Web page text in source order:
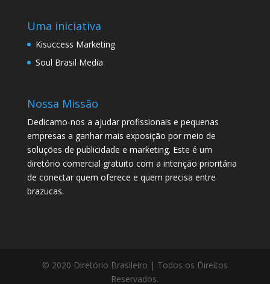
Uma iniciativa
Kisuccess Marketing
Soul Brasil Media
Nossa Missão
Dedicamo-nos a ajudar profissionais e pequenas
empresas a ganhar mais exposição por meio de
soluções de publicidade e marketing. Este é um
diretório comercial gratuito com a intenção prioritária
de conectar quem oferece e quem precisa entre
brazucas.
© 2020 Diretório Brasileiro | Todos os Direitos
Reservados.